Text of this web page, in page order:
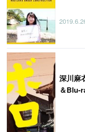
深川麻
＆Blu-